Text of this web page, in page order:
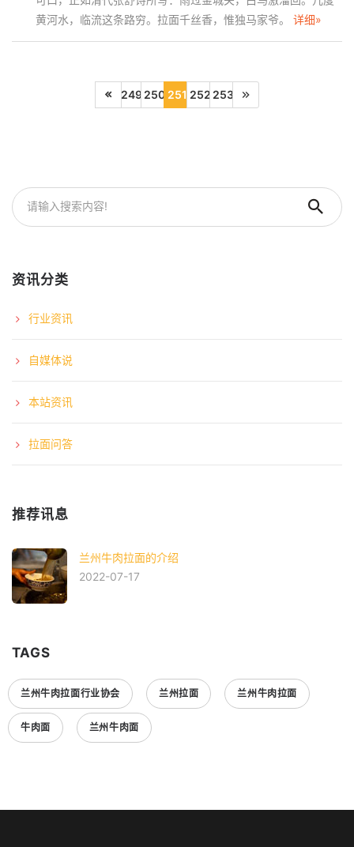
黄河水，临流这条路穷。拉面千丝香，惟独马家爷。 详细»
249 250 251 252 253
资讯分类
行业资讯
自媒体说
本站资讯
拉面问答
推荐讯息
兰州牛肉拉面的介绍
2022-07-17
TAGS
兰州牛肉拉面行业协会 兰州拉面 兰州牛肉拉面
牛肉面 兰州牛肉面